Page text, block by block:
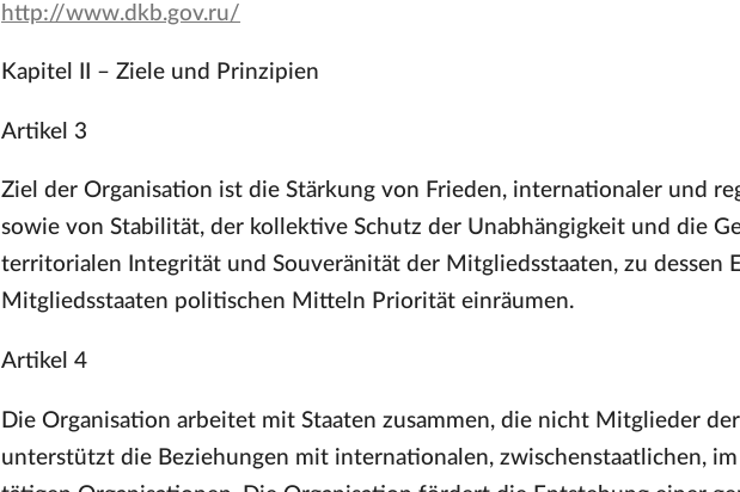
http://www.dkb.gov.ru/
Kapitel II – Ziele und Prinzipien
Artikel 3
Ziel der Organisation ist die Stärkung von Frieden, internationaler und
sowie von Stabilität, der kollektive Schutz der Unabhängigkeit und die
territorialen Integrität und Souveränität der Mitgliedsstaaten, zu dessen
Mitgliedsstaaten politischen Mitteln Priorität einräumen.
Artikel 4
Die Organisation arbeitet mit Staaten zusammen, die nicht Mitglieder
unterstützt die Beziehungen mit internationalen, zwischenstaatlichen,